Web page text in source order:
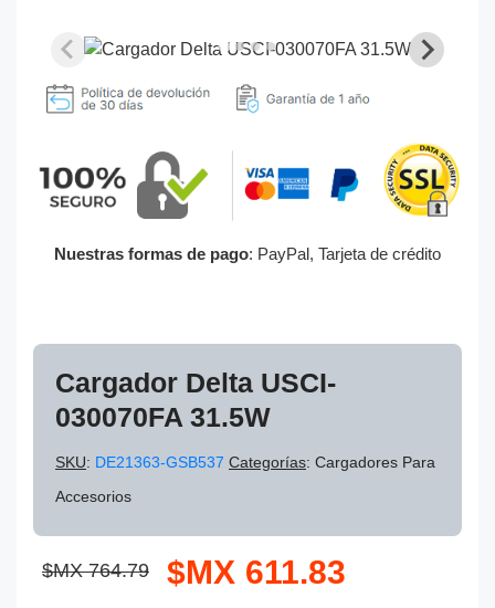
Nuestras formas de pago: PayPal, Tarjeta de crédito
Cargador Delta USCI-
030070FA 31.5W
SKU: DE21363-GSB537 Categorías: Cargadores Para
Accesorios
$MX 764.79 $MX 611.83